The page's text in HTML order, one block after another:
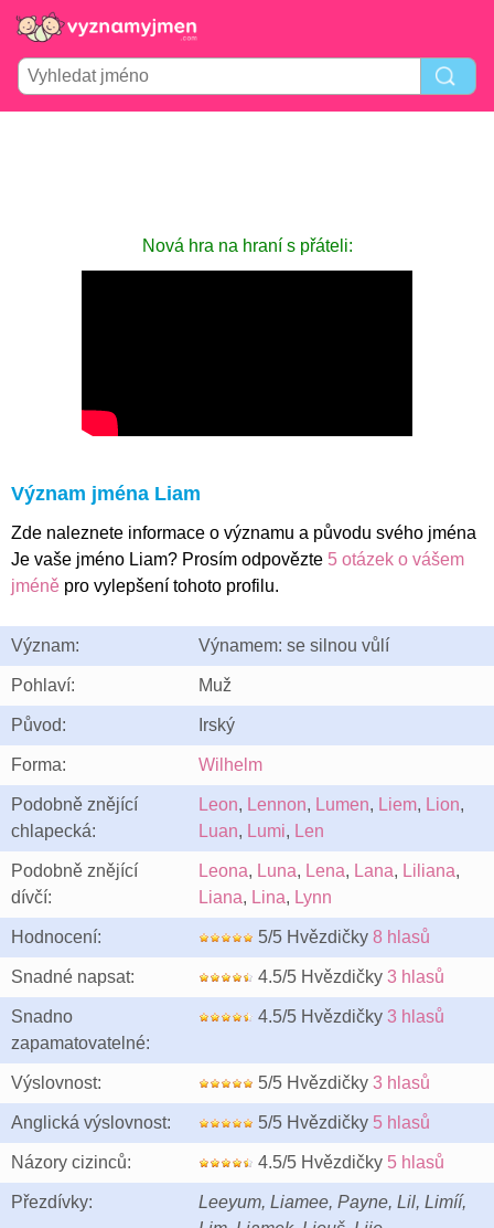
Nová hra na hraní s přáteli:
Význam jména Liam
Zde naleznete informace o významu a původu svého jména
Je vaše jméno Liam? Prosím odpovězte 5 otázek o vášem
jméně pro vylepšení tohoto profilu.
Význam: Výnamem: se silnou vůlí
Pohlaví: Muž
Původ: Irský
Forma: Wilhelm
Podobně znějící
chlapecká:
Leon, Lennon, Lumen, Liem, Lion,
Luan, Lumi, Len
Podobně znějící
dívčí:
Leona, Luna, Lena, Lana, Liliana,
Liana, Lina, Lynn
Hodnocení: 5/5 Hvězdičky 8 hlasů
Snadné napsat: 4.5/5 Hvězdičky 3 hlasů
Snadno
zapamatovatelné:
4.5/5 Hvězdičky 3 hlasů
Výslovnost: 5/5 Hvězdičky 3 hlasů
Anglická výslovnost: 5/5 Hvězdičky 5 hlasů
Názory cizinců: 4.5/5 Hvězdičky 5 hlasů
Přezdívky:
Leeyum, Liamee, Payne, Lil, Limíí,